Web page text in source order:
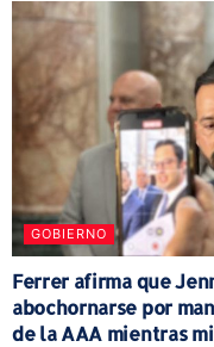
GOBIERNO
Ferrer afirma que
abochornarse por
de la AAA mientras